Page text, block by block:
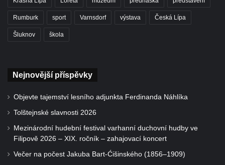
Rumburk sport Varnsdorf výstava Česká Lípa
Šluknov škola
Nejnovější příspěvky
Objevte tajemství lesního adjunkta Ferdinanda Náhlíka
Tolštejnské slavnosti 2026
Mezinárodní hudební festival varhanní duchovní hudby ve
Filipově 2026 – XIX. ročník – zahajovací koncert
Večer na počest Jakuba Bart-Ćišinského (1856–1909)